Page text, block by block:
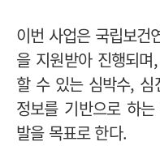
이번 사업은 국립보건
을 지원받아 진행되
할 수 있는 심박수,
정보를 기반으로 하
발을 목표로 한다.